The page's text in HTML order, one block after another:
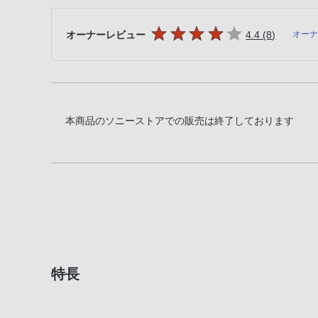
オーナーレビュー 5つの星のうち
4.4 (8件のレビ
) オー
本商品のソニーストアでの販売は終了しております
特長